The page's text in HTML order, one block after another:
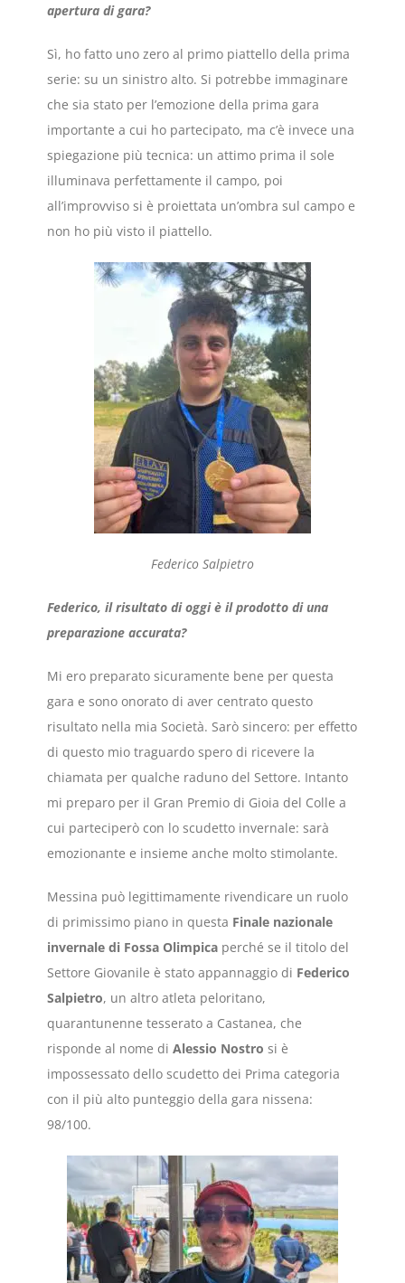
apertura di gara?
Sì, ho fatto uno zero al primo piattello della prima
serie: su un sinistro alto. Si potrebbe immaginare
che sia stato per l’emozione della prima gara
importante a cui ho partecipato, ma c’è invece una
spiegazione più tecnica: un attimo prima il sole
illuminava perfettamente il campo, poi
all’improvviso si è proiettata un’ombra sul campo e
non ho più visto il piattello.
Federico Salpietro
Federico, il risultato di oggi è il prodotto di una
preparazione accurata?
Mi ero preparato sicuramente bene per questa
gara e sono onorato di aver centrato questo
risultato nella mia Società. Sarò sincero: per effetto
di questo mio traguardo spero di ricevere la
chiamata per qualche raduno del Settore. Intanto
mi preparo per il Gran Premio di Gioia del Colle a
cui parteciperò con lo scudetto invernale: sarà
emozionante e insieme anche molto stimolante.
Messina può legittimamente rivendicare un ruolo
di primissimo piano in questa Finale nazionale
invernale di Fossa Olimpica perché se il titolo del
Settore Giovanile è stato appannaggio di Federico
Salpietro, un altro atleta peloritano,
quarantunenne tesserato a Castanea, che
risponde al nome diAlessio Nostro si è
impossessato dello scudetto dei Prima categoria
con il più alto punteggio della gara nissena:
98/100.